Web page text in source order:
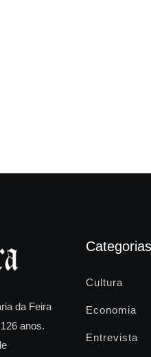
da Feira
anos.
Categorias
Cultura
Economia
Entrevista